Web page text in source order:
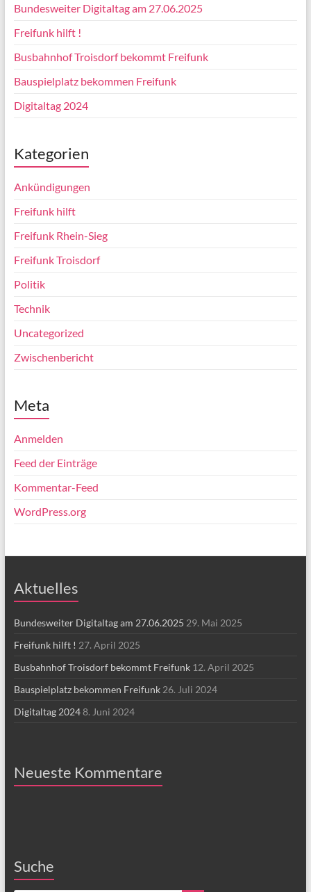
Bundesweiter Digitaltag am 27.06.2025
Freifunk hilft !
Busbahnhof Troisdorf bekommt Freifunk
Bauspielplatz bekommen Freifunk
Digitaltag 2024
Kategorien
Ankündigungen
Freifunk hilft
Freifunk Rhein-Sieg
Freifunk Troisdorf
Politik
Technik
Uncategorized
Zwischenbericht
Meta
Anmelden
Feed der Einträge
Kommentar-Feed
WordPress.org
Aktuelles
Bundesweiter Digitaltag am 27.06.2025 29. Mai 2025
Freifunk hilft ! 27. April 2025
Busbahnhof Troisdorf bekommt Freifunk 12. April 2025
Bauspielplatz bekommen Freifunk 26. Juli 2024
Digitaltag 20248. Juni 2024
Neueste Kommentare
Suche